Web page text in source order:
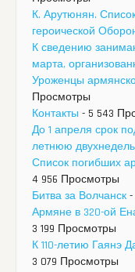
К. Арутюнян.
героической
К сведению
марта,
Уроженцы
Просмотры
Контакты - 5 543
До 1 апреля срок
летнюю
Список погибших
4 956 Просмотры
Битва за Волчанск
Армяне в 320-ой
3 199 Просмотры
К 110-летию Гаянэ
3 079 Просмотры